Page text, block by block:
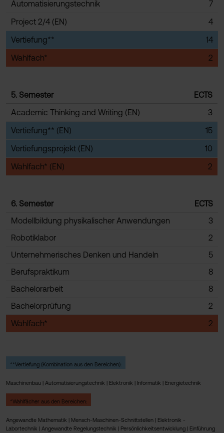
Automatisierungstechnik
7
Project 2/4 (EN)
4
Vertiefung**
14
Wahlfach*
2
5. Semester
ECTS
Academic Thinking and Writing (EN)
3
Vertiefung** (EN)
15
Vertiefungsprojekt (EN)
10
Wahlfach* (EN)
2
6. Semester
ECTS
Modellbildung physikalischer Anwendungen
3
Robotiklabor
2
Unternehmerisches Denken und Handeln
5
Berufspraktikum
8
Bachelorarbeit
8
Bachelorprüfung
2
Wahlfach*
2
**Vertiefung (Kombination aus den Bereichen):
Maschinenbau | Automatisierungstechnik | Elektronik | Informatik | Energietechnik
*Wahlfächer aus den Bereichen:
Angewandte Mathematik | Mensch-Maschinen-Schnittstellen | Elektronik -
Labortechnik | Angewandte Regelungstechnik | Persönlichkeitsentwicklung | Einführung